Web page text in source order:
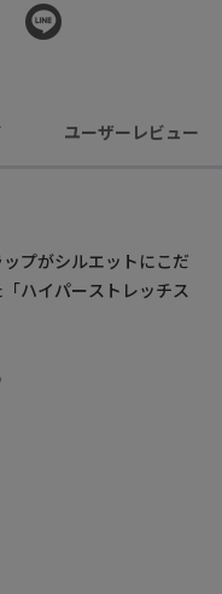
ユーザーレビュー
プがシルエットにこだ
ハイパーストレッチス
何でも合わせられる最
非この履き心地を体感
ム生地を使用し、安定